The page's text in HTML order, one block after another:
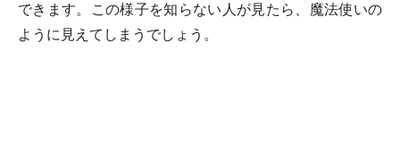
できます。この様子を知らない人が見たら、魔法使いの
ように見えてしまうでしょう。